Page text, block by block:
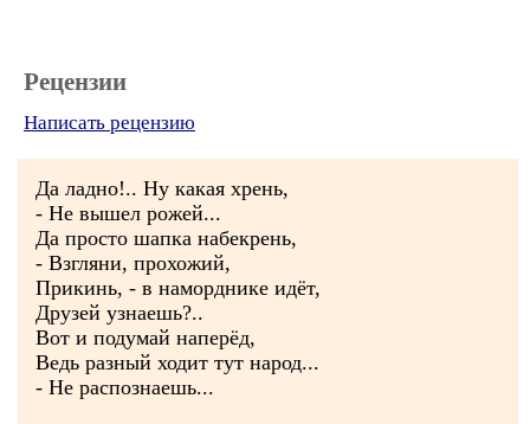
Рецензии
Написать рецензию
Да ладно!.. Ну какая хрень,
- Не вышел рожей...
Да просто шапка набекрень,
- Взгляни, прохожий,
Прикинь, - в наморднике идёт,
Друзей узнаешь?..
Вот и подумай наперёд,
Ведь разный ходит тут народ...
- Не распознаешь...